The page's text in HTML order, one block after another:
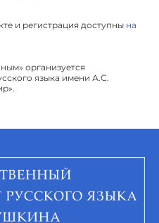
и регистрация доступны на
организуется
языка имени А.С.